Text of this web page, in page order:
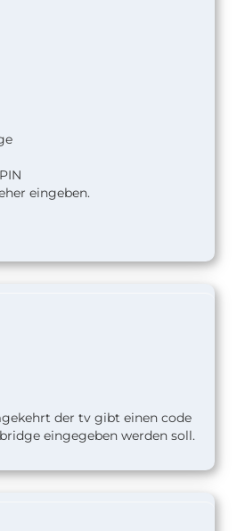
eingeben.
der tv gibt einen code
eingegeben werden soll.